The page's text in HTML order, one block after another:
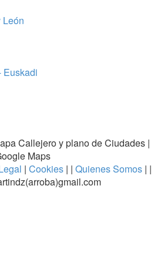
León
Euskadi
Callejero y plano de Ciudades|
Maps
| Cookies | | Quienes Somos | |